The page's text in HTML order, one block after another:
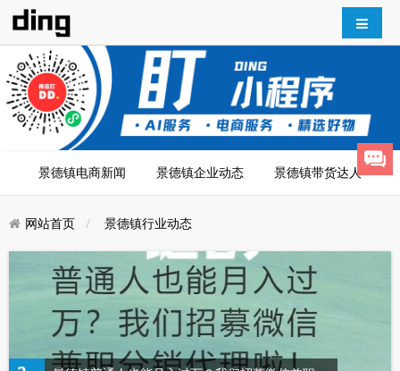
景德镇电商新闻 景德镇企业动态 景德镇带货达人
网站首页 景德镇行业动态